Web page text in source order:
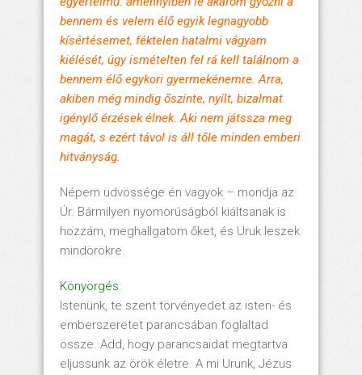
bennem és velem élő egyik legnagyobb
kísértésemet, féktelen hatalmi vágyam
kiélését, úgy ismételten fel rá kell találnom a
bennem élő egykori gyermekénemre. Arra,
akiben még mindig őszinte, nyílt, bizalmat
igénylő érzések élnek. Aki nem játssza meg
magát, s ezért távol is áll tőle minden emberi
hitványság.
Népem üdvössége én vagyok – mondja az
Úr. Bármilyen nyomorúságból kiáltsanak is
hozzám, meghallgatom őket, és Uruk leszek
mindörökre.
Könyörgés:
Istenünk, te szent törvényedet az isten- és
emberszeretet parancsában foglaltad
össze. Add, hogy parancsaidat megtartva
eljussunk az örök életre. A mi Urunk, Jézus